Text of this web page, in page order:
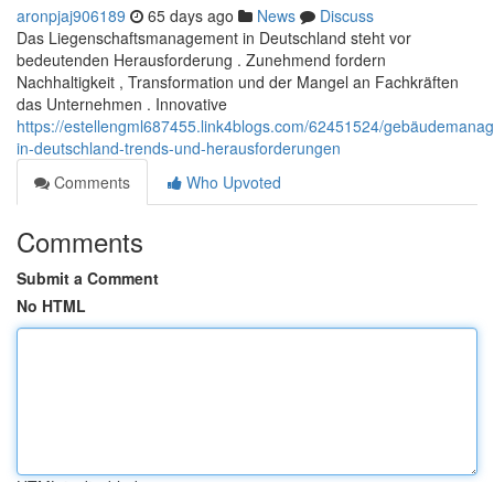
aronpjaj906189 65 days ago News
Discuss
Das Liegenschaftsmanagement in Deutschland steht vor
bedeutenden Herausforderung . Zunehmend fordern
Nachhaltigkeit , Transformation und der Mangel an Fachkräften
das Unternehmen . Innovative
https://estellengml687455.link4blogs.com/62451524/
in-deutschland-trends-und-herausforderungen
Comments
Who Upvoted
Comments
Submit a Comment
No HTML